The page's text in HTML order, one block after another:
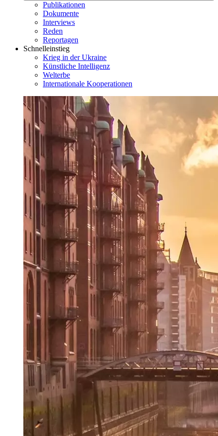
Publikationen
Dokumente
Interviews
Reden
Reportagen
Schnelleinstieg
Krieg in der Ukraine
Künstliche Intelligenz
Welterbe
Internationale Kooperationen